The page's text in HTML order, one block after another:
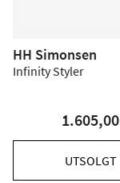
HH Simonsen
Infinity Styler
1.605,00
UTSOLGT